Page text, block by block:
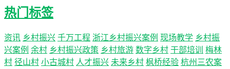
热门标签
资讯 乡村振兴 千万工程 浙江乡村振兴案例 现场教学 乡村振
兴案例 余村 乡村振兴政策 乡村旅游 数字乡村 干部培训
梅林
村 径山村 小古城村 人才振兴 未来乡村 枫桥经验 杭州三农案